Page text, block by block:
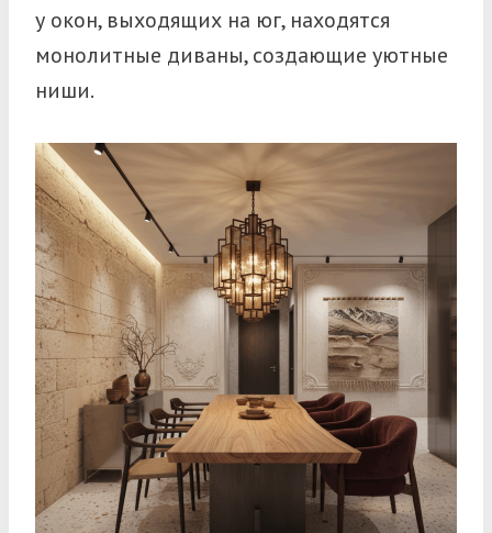
у окон, выходящих на юг, находятся
монолитные диваны, создающие уютные
ниши.